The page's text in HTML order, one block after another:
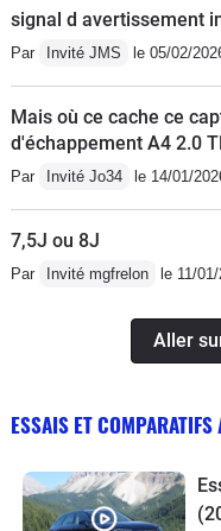
signal d avertissement
Par Invité JMS le 05/02/
Mais où ce cache ce
d'échappement A4 2.0
Par Invité Jo34 le 14/01/
7,5J ou 8J
Par Invité mgfrelon le 11/
Aller
ESSAIS ET